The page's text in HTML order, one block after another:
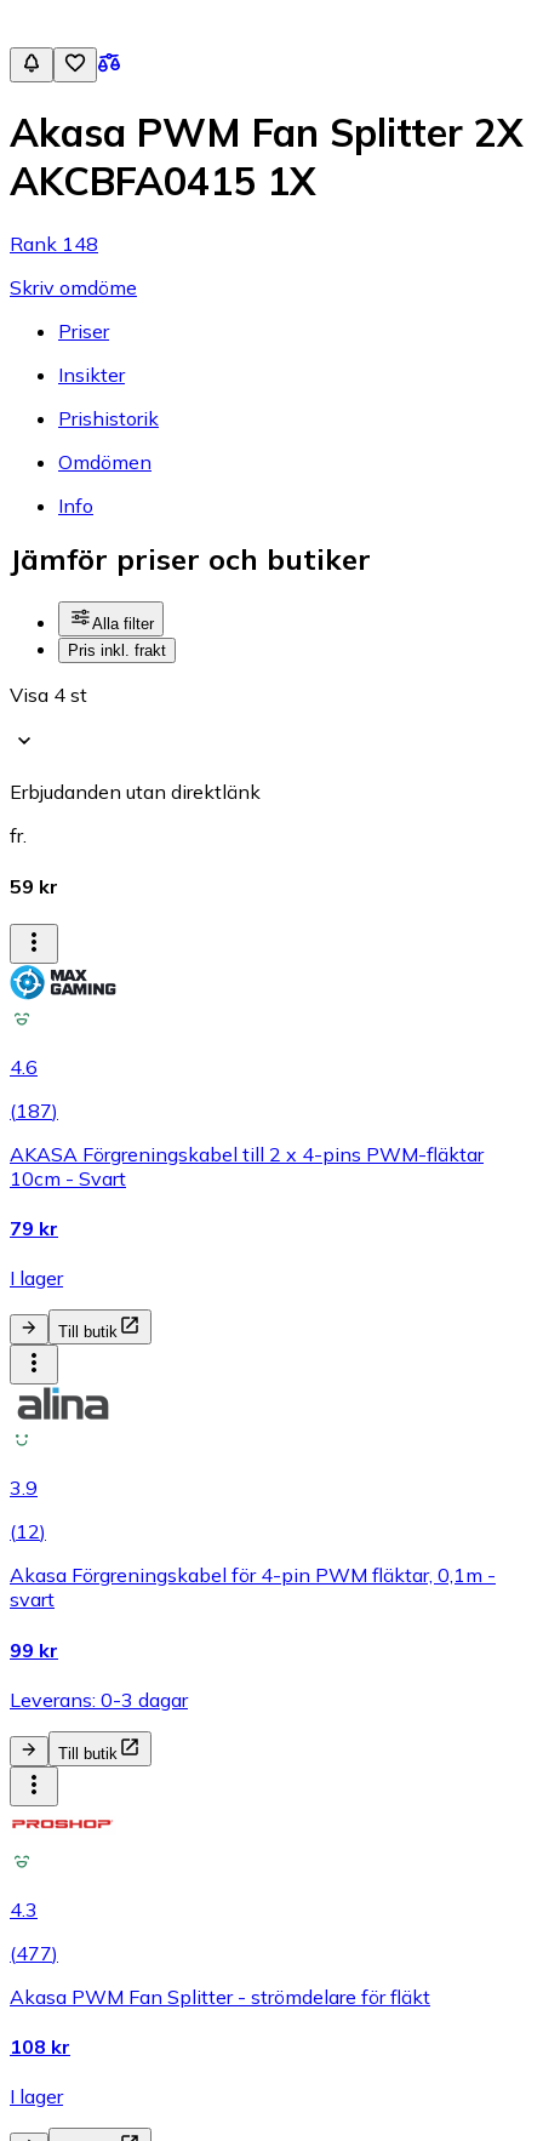
Akasa PWM Fan Splitter 2X
AKCBFA0415 1X
Rank 148
Skriv omdöme
Priser
Insikter
Prishistorik
Omdömen
Info
Jämför priser och butiker
Alla filter
Pris inkl. frakt
Visa 4 st
Erbjudanden utan direktlänk
fr.
59 kr
4.6
(187)
AKASA Förgreningskabel till 2 x 4-pins PWM-fläktar
10cm - Svart
79 kr
I lager
Till butik
3.9
(12)
Akasa Förgreningskabel för 4-pin PWM fläktar, 0,1m -
svart
99 kr
Leverans: 0-3 dagar
Till butik
4.3
(477)
Akasa PWM Fan Splitter - strömdelare för fläkt
108 kr
I lager